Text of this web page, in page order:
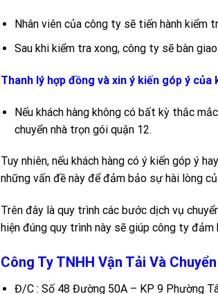
Nhân viên của công ty sẽ tiến hành kiểm
Sau khi kiểm tra xong, công ty sẽ bàn
Thanh lý hợp đồng và xin ý kiến góp ý của
Nếu khách hàng không có bất kỳ thắc
chuyển nhà trọn gói quận 12.
Tuy nhiên, nếu khách hàng có ý kiến góp ý
những vấn đề này để đảm bảo sự hài lòng
Trên đây là quy trình các bước dịch vụ
hiện đúng quy trình này sẽ giúp công ty
Công Ty TNHH Vận Tải Và
Đ/C : Số 48 Đường 50A – KP 9 Phường